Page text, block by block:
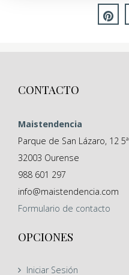
CONTACTO
Maistendencia
Parque de San Lázaro, 12 5ª
32003 Ourense
988 601 297
info@maistendencia.com
Formulario de contacto
OPCIONES
Iniciar Sesión